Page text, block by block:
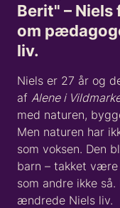
Berit" – Niels
om
liv.
Niels er 27 år og
af Alene i
med naturen,
Men naturen har
som voksen. Den
barn – takket
som andre ikke
ændrede Niels liv.